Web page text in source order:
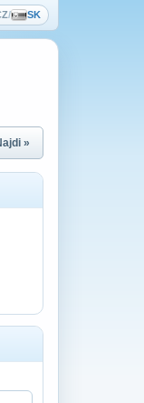
/ SK
»